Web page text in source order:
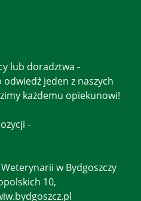
lub doradztwa -
jeden z naszych
każdemu opiekunowi!
-
w Bydgoszczy
10,